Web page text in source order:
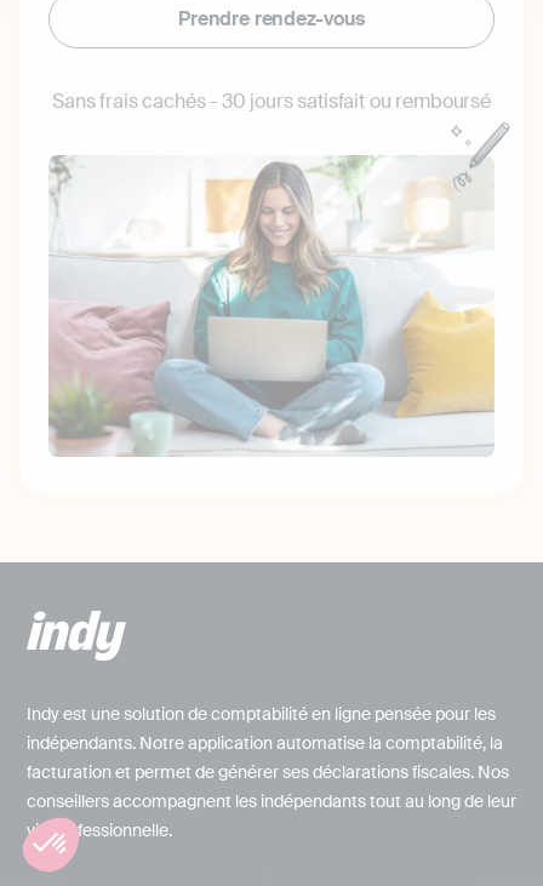
Prendre rendez-vous
Sans frais cachés - 30 jours satisfait ou remboursé
Indy est une solution de comptabilité en ligne pensée pour les
indépendants. Notre application automatise la comptabilité, la
facturation et permet de générer ses déclarations fiscales. Nos
conseillers accompagnent les indépendants tout au long de leur
vie professionnelle.